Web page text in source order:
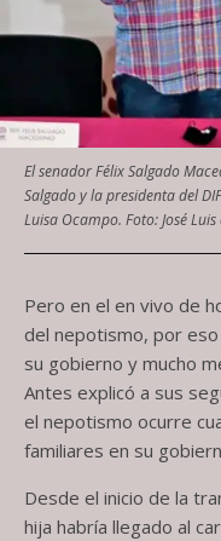
El senador Félix Salgado
Salgado y la presidenta del
Luisa Ocampo. Foto: José
Pero en el en vivo de
del nepotismo, por eso
su gobierno y mucho
Antes explicó a sus
el nepotismo ocurre
familiares en su
Desde el inicio de la
hija habría llegado al